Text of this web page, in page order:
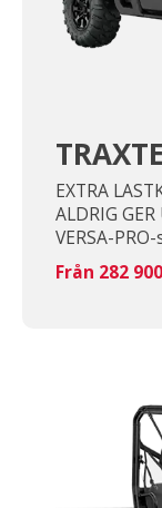
EXTRA
ALDRIG
VERSA-
Från 282